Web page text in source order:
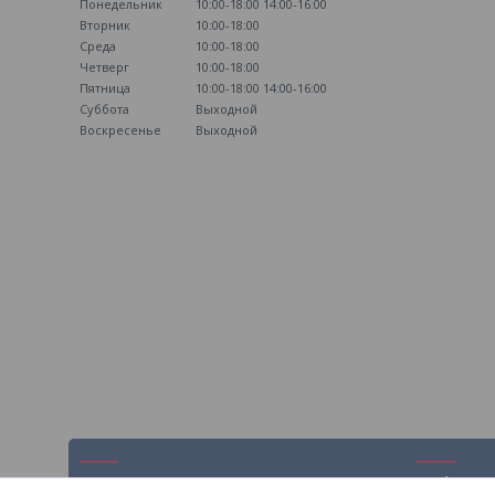
Понедельник 10:00-18:00 14:00-16:00
Вторник
10:00-18:00
Среда
10:00-18:00
Четверг
10:00-18:00
Пятница
10:00-18:00 14:00-16:00
Суббота
Выходной
Воскресенье
Выходной
Навигация